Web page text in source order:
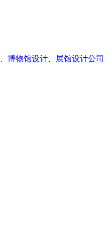
博物馆设计 展馆设计公司